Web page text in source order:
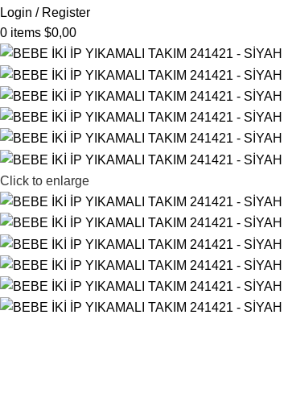
Login / Register
0 items $0,00
Click to enlarge